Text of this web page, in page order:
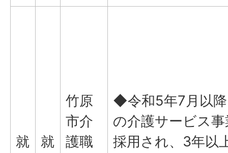
就
就
竹原
市介
護職
◆令和5年7月以
の介護サービス
採用され、3年以